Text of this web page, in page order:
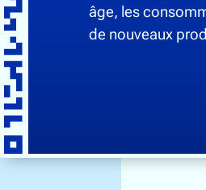
âge, les
de nouveaux